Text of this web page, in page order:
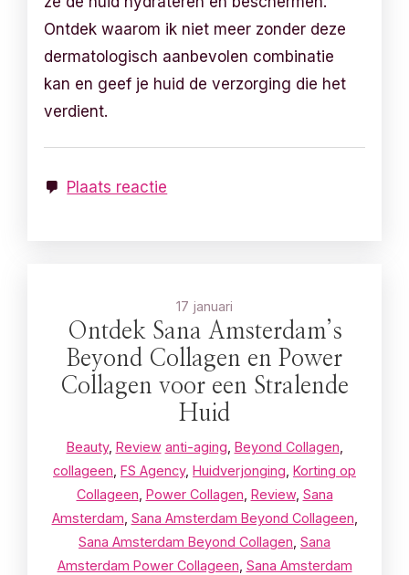
Ontdek waarom ik niet meer zonder deze
dermatologisch aanbevolen combinatie
kan en geef je huid de verzorging die het
verdient.
Plaats reactie
17 januari
Ontdek Sana Amsterdam’s
Beyond Collagen en Power
Collagen voor een Stralende
Huid
Beauty, Review anti-aging Beyond Collagen
collageen FS Agency, Huidverjonging Korting op
Collageen Power Collagen Review, Sana
Amsterdam Sana Amsterdam Beyond Collageen
Sana Amsterdam Beyond Collagen Sana
Amsterdam Power Collageen Sana Amsterdam